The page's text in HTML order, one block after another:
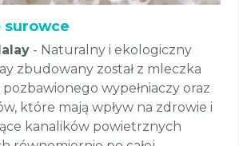
surowce
- Naturalny i ekologiczny
zbudowany został z mleczka
wypełniaczy oraz
które mają wpływ na zdrowie i
kanalików powietrznych